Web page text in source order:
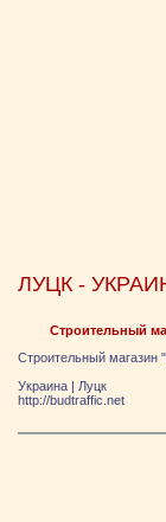
ЛУЦК -
Строительный
Строительный магазин
Украина | Луцк
http://budtraffic.net